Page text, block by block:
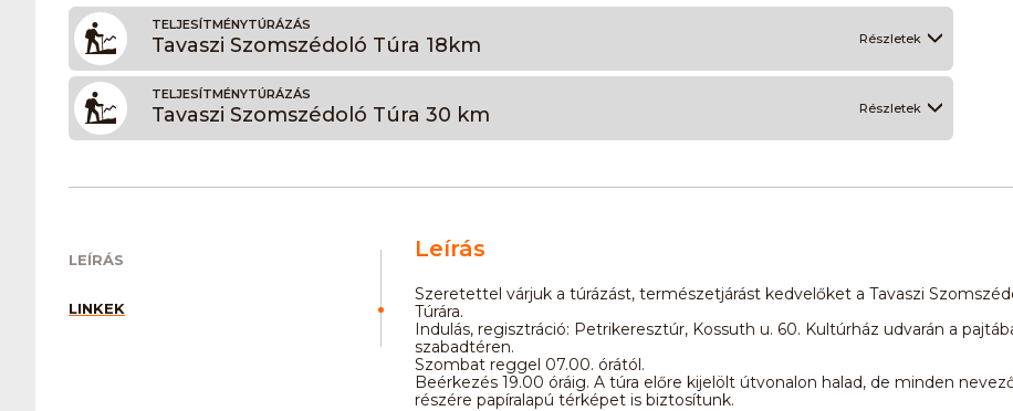
TELJESÍTMÉNYTÚRÁZÁS
Tavaszi Szomszédoló Túra 18km Részletek
TELJESÍTMÉNYTÚRÁZÁS
Tavaszi Szomszédoló Túra 30 km Részletek
LEÍRÁS
LINKEK
Leírás
Szeretettel várjuk a túrázást, természetjárást kedvelőket a Tavaszi
Túrára.
Indulás, regisztráció: Petrikeresztúr, Kossuth u. 60. Kultúrház udvarán a
szabadtéren.
Szombat reggel 07.00. órától.
Beérkezés 19.00 óráig. A túra előre kijelölt útvonalon halad, de minden
részére papíralapú térképet is biztosítunk.